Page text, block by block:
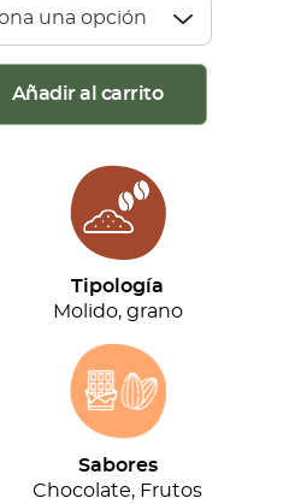
Añadir al carrito
Tipología
Molido, grano
Sabores
Chocolate, Frutos